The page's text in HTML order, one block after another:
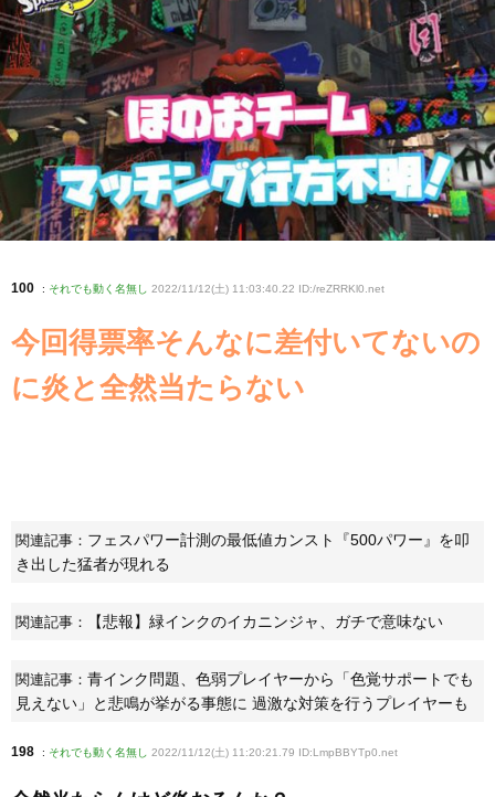
100 : それでも動く名無し 2022/11/12(土) 11:03:40.22 ID:/reZRRKl0.net
今回得票率そんなに差付いてないの
に炎と全然当たらない
関連記事： フェスパワー計測の最低値カンスト『500パワー』を叩
き出した猛者が現れる
関連記事： 【悲報】緑インクのイカニンジャ、ガチで意味ない
関連記事： 青インク問題、色弱プレイヤーから「色覚サポートでも
見えない」と悲鳴が挙がる事態に 過激な対策を行うプレイヤーも
198 : それでも動く名無し 2022/11/12(土) 11:20:21.79 ID:LmpBBYTp0.net